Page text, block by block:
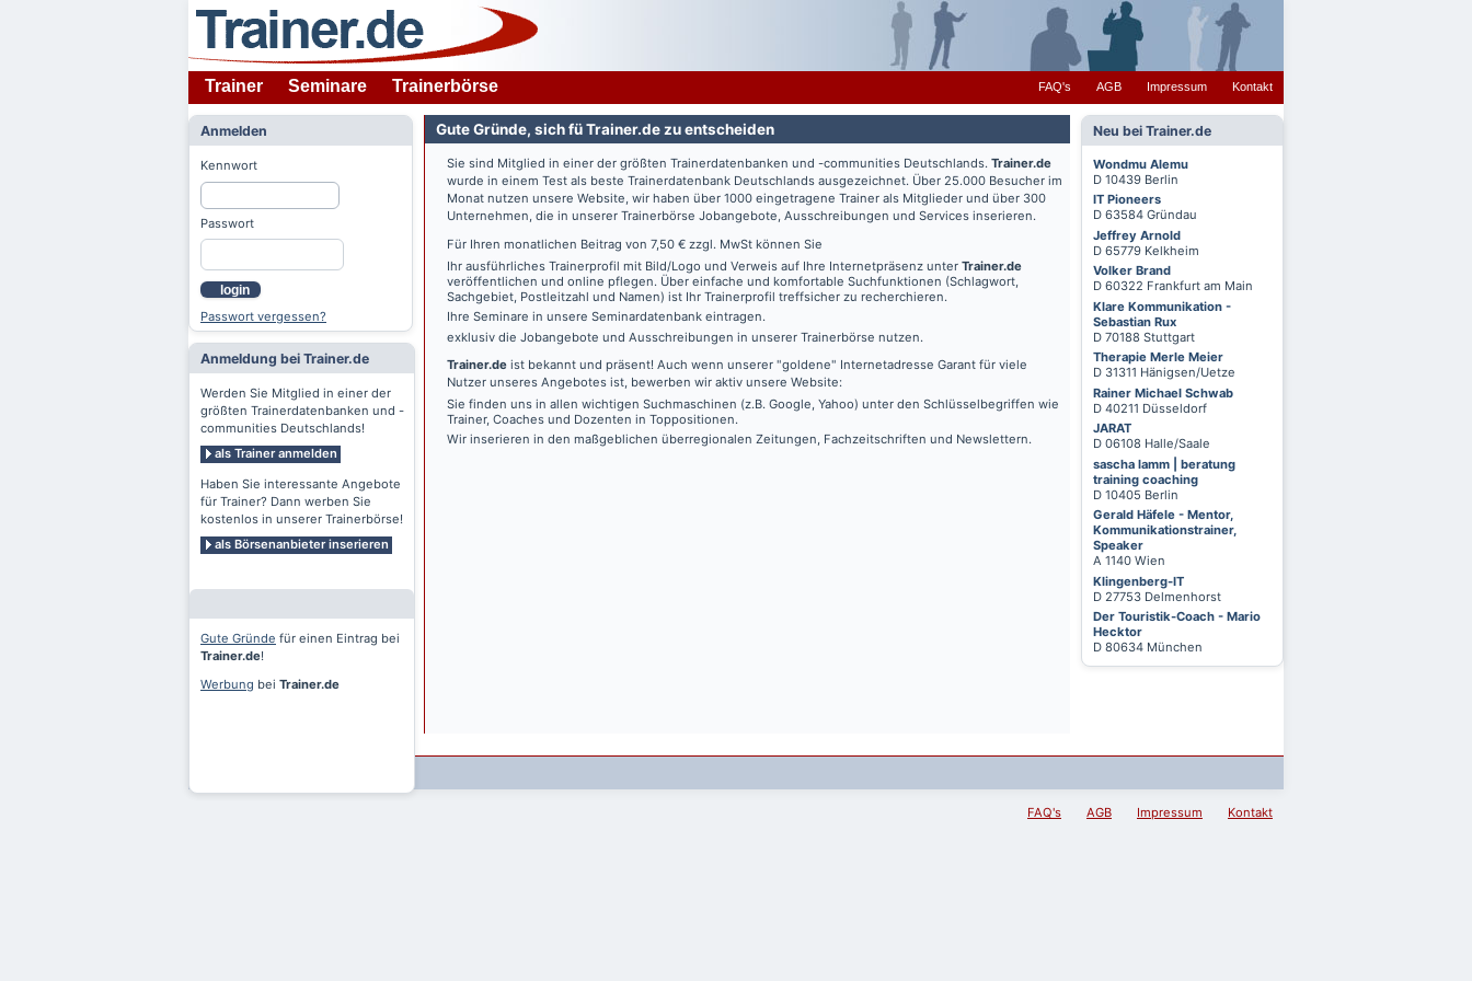
Trainer Seminare Trainerbörse FAQ's AGB Impressum Kontakt
Anmelden
Kennwort
Passwort
login
Passwort vergessen?
Anmeldung bei Trainer.de
Werden Sie Mitglied in einer der
größten Trainerdatenbanken und -
communities Deutschlands!
als Trainer anmelden
Haben Sie interessante Angebote
für Trainer? Dann werben Sie
kostenlos in unserer Trainerbörse!
als Börsenanbieter inserieren
Gute Gründe für einen Eintrag bei
Trainer.de!
Werbung bei Trainer.de
Neu bei Trainer.de
Wondmu Alemu
D 10439 Berlin
IT Pioneers
D 63584 Gründau
Jeffrey Arnold
D 65779 Kelkheim
Volker Brand
D 60322 Frankfurt am Main
Klare Kommunikation -
Sebastian Rux
D 70188 Stuttgart
Therapie Merle Meier
D 31311 Hänigsen/Uetze
Rainer Michael Schwab
D 40211 Düsseldorf
JARAT
D 06108 Halle/Saale
sascha lamm | beratung
training coaching
D 10405 Berlin
Gerald Häfele - Mentor,
Kommunikationstrainer,
Speaker
A 1140 Wien
Klingenberg-IT
D 27753 Delmenhorst
Der Touristik-Coach - Mario
Hecktor
D 80634 München
Gute Gründe, sich fü Trainer.de zu entscheiden
Sie sind Mitglied in einer der größten Trainerdatenbanken und -communities Deutschlands. Trainer.de
wurde in einem Test als beste Trainerdatenbank Deutschlands ausgezeichnet. Über 25.000 Besucher im
Monat nutzen unsere Website, wir haben über 1000 eingetragene Trainer als Mitglieder und über 300
Unternehmen, die in unserer Trainerbörse Jobangebote, Ausschreibungen und Services inserieren.
Für Ihren monatlichen Beitrag von 7,50 € zzgl. MwSt können Sie
Ihr ausführliches Trainerprofil mit Bild/Logo und Verweis auf Ihre Internetpräsenz unter Trainer.de
veröffentlichen und online pflegen. Über einfache und komfortable Suchfunktionen (Schlagwort,
Sachgebiet, Postleitzahl und Namen) ist Ihr Trainerprofil treffsicher zu recherchieren.
Ihre Seminare in unsere Seminardatenbank eintragen.
exklusiv die Jobangebote und Ausschreibungen in unserer Trainerbörse nutzen.
Trainer.de ist bekannt und präsent! Auch wenn unserer "goldene" Internetadresse Garant für viele
Nutzer unseres Angebotes ist, bewerben wir aktiv unsere Website:
Sie finden uns in allen wichtigen Suchmaschinen (z.B. Google, Yahoo) unter den Schlüsselbegriffen wie
Trainer, Coaches und Dozenten in Toppositionen.
Wir inserieren in den maßgeblichen überregionalen Zeitungen, Fachzeitschriften und Newslettern.
FAQ's AGB Impressum Kontakt